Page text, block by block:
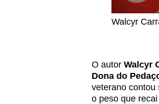
Walcyr
O autor Walcyr
Dona do
veterano contou
o peso que